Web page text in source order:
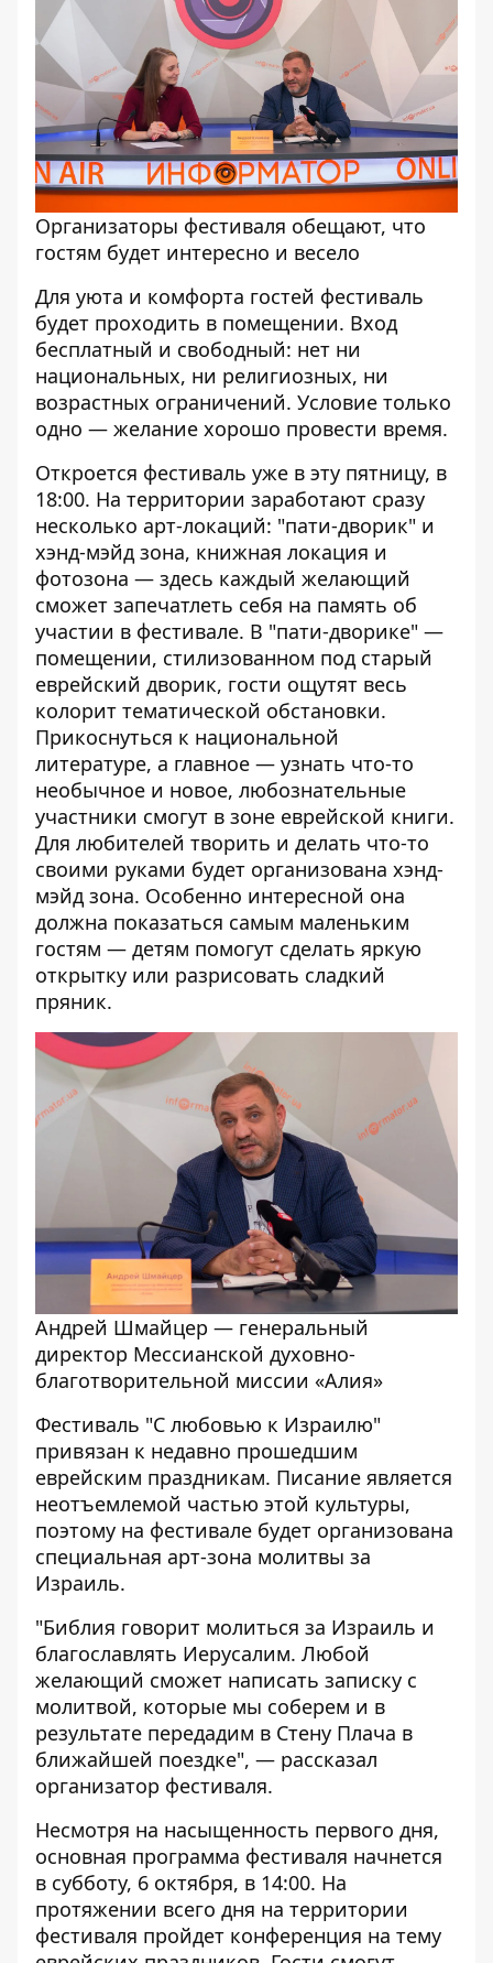
Организаторы фестиваля обещают, что
гостям будет интересно и весело
Для уюта и комфорта гостей фестиваль
будет проходить в помещении. Вход
бесплатный и свободный: нет ни
национальных, ни религиозных, ни
возрастных ограничений. Условие только
одно — желание хорошо провести время.
Откроется фестиваль уже в эту пятницу, в
18:00. На территории заработают сразу
несколько арт-локаций: "пати-дворик" и
хэнд-мэйд зона, книжная локация и
фотозона — здесь каждый желающий
сможет запечатлеть себя на память об
участии в фестивале. В "пати-дворике" —
помещении, стилизованном под старый
еврейский дворик, гости ощутят весь
колорит тематической обстановки.
Прикоснуться к национальной
литературе, а главное — узнать что-то
необычное и новое, любознательные
участники смогут в зоне еврейской книги.
Для любителей творить и делать что-то
своими руками будет организована хэнд-
мэйд зона. Особенно интересной она
должна показаться самым маленьким
гостям — детям помогут сделать яркую
открытку или разрисовать сладкий
пряник.
Андрей Шмайцер — генеральный
директор Мессианской духовно-
благотворительной миссии «Алия»
Фестиваль "С любовью к Израилю"
привязан к недавно прошедшим
еврейским праздникам. Писание является
неотъемлемой частью этой культуры,
поэтому на фестивале будет организована
специальная арт-зона молитвы за
Израиль.
"Библия говорит молиться за Израиль и
благославлять Иерусалим. Любой
желающий сможет написать записку с
молитвой, которые мы соберем и в
результате передадим в Стену Плача в
ближайшей поездке", — рассказал
организатор фестиваля.
Несмотря на насыщенность первого дня,
основная программа фестиваля начнется
в субботу, 6 октября, в 14:00. На
протяжении всего дня на территории
фестиваля пройдет конференция на тему